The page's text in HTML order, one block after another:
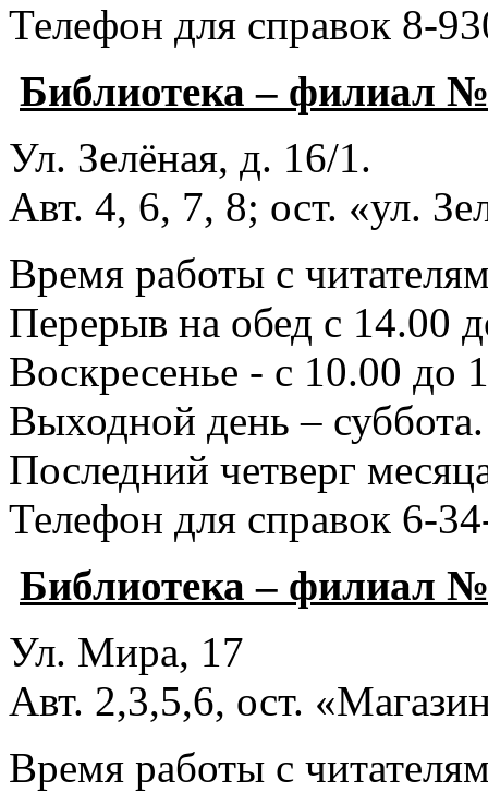
Телефон для справок 8-
Библиотека – филиал
Ул. Зелёная, д. 16/1.
Авт. 4, 6, 7, 8; ост. «ул.
Время работы с
Перерыв на обед с 14.00
Воскресенье - с 10.00 до
Выходной день – суббота.
Последний четверг
Телефон для справок 6-
Библиотека – филиал
Ул. Мира, 17
Авт. 2,3,5,6, ост.
Время работы с